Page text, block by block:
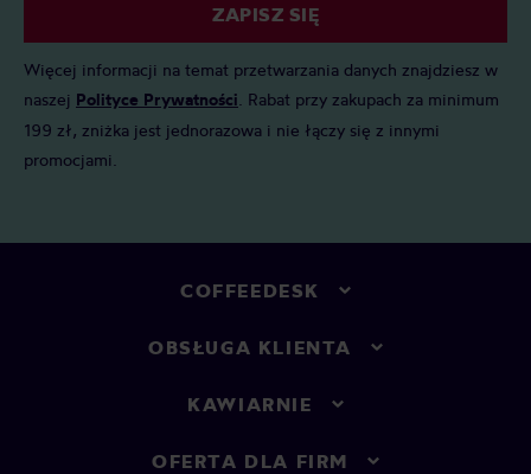
ZAPISZ SIĘ
Więcej informacji na temat przetwarzania danych znajdziesz w
naszej Polityce Prywatności . Rabat przy zakupach za minimum
199 zł, zniżka jest jednorazowa i nie łączy się z innymi
promocjami.
COFFEEDESK
OBSŁUGA KLIENTA
KAWIARNIE
OFERTA DLA FIRM